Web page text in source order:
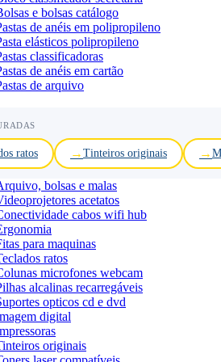
e bolsas catálogo
de anéis em polipropileno
elásticos polipropileno
classificadoras
de anéis em cartão
de arquivo
ratos Tinteiros originais
bolsas e malas
acetatos
cabos wifi hub
para maquinas
ratos
microfones webcam
alcalinas recarregáveis
opticos cd e dvd
digital
originais